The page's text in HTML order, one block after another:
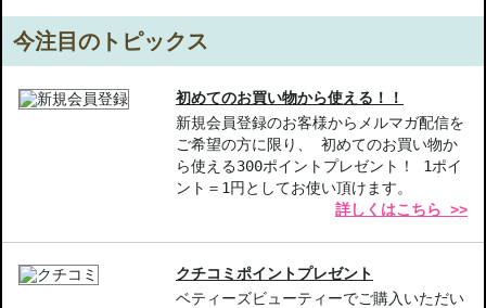
まるでキメひとつひとつが潤うように、みずみずしさ満ちる肌へ。
アロエ発酵テクノロジー-肌の奥まで潤いを届ける、クリニーク独
集中保湿-100時間持続する保湿力で、乾燥を防ぎ、滑らかな肌へ導
ノンベタつき-塗布後、べたつかず、さらっとした感触で日常使い
にも適しています。
今注目のトピックス
初めてのお買い物から使える！！
新規会員登録のお客様からメルマガ配信を
ご希望の方に限り、 初めてのお買い物か
ら使える300ポイントプレゼント！ 1ポイ
ント＝1円としてお使い頂けます。
詳しくはこちら >>
クチコミポイントプレゼント
ベティーズビューティーでご購入いただい